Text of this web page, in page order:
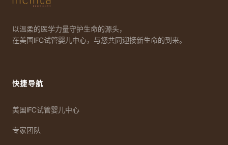
以温柔的医学力量守护生命的源头，
在美国IFC试管婴儿中心，与您共同迎接新生命的到来。
快捷导航
美国IFC试管婴儿中心
专家团队